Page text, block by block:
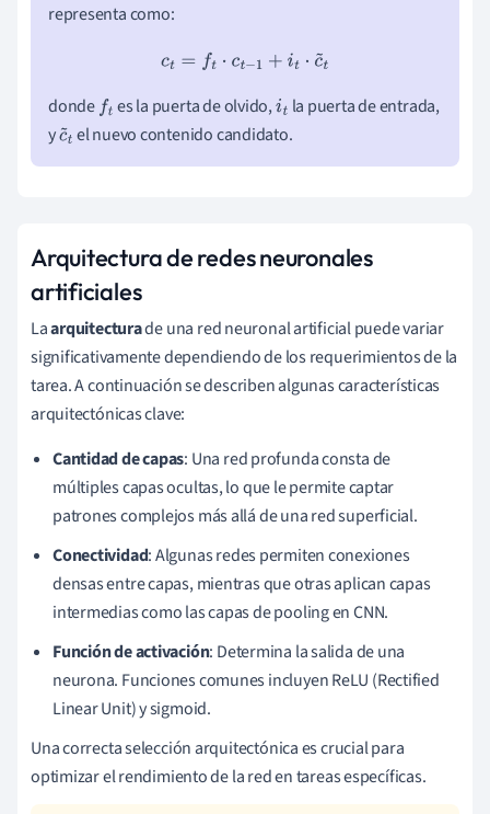
representa como:
c =ft ⋅ ct−1+ t⋅c ~t
dondeft es la puerta de olvido,it la puerta de entrada,
yc
~t
el nuevo contenido candidato.
Arquitectura de redes neuronales
artificiales
Laarquitecturade una red neuronal artificial puede variar
significativamente dependiendo de los requerimientos de la
tarea. A continuación se describen algunas características
arquitectónicas clave:
Cantidad de capas: Una red profunda consta de
múltiples capas ocultas, lo que le permite captar
patrones complejos más allá de una red superficial.
Conectividad: Algunas redes permiten conexiones
densas entre capas, mientras que otras aplican capas
intermedias como las capas de pooling en CNN.
Función de activación: Determina la salida de una
neurona. Funciones comunes incluyen ReLU (Rectified
Linear Unit) y sigmoid.
Una correcta selección arquitectónica es crucial para
optimizar el rendimiento de la red en tareas específicas.